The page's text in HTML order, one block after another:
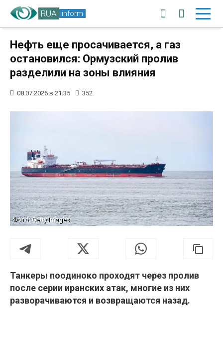
RUA inform
Нефть еще просачивается, а газ
остановился: Ормузский пролив
разделили на зоны влияния
08.07.2026 в 21:35 352
Фото: Getty Images
Танкеры поодиноко проходят через пролив
после серии иранских атак, многие из них
разворачиваются и возвращаются назад.